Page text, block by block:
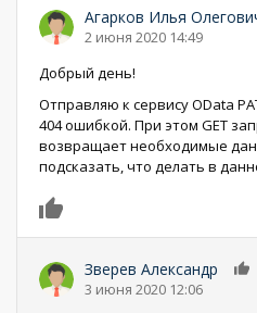
Агарков Илья
2 июня 2020 14:49
Добрый день!
Отправляю к сервису OData
404 ошибкой. При этом GET
возвращает необходимые
подсказать, что делать в
Зверев Александр
3 июня 2020 12:06